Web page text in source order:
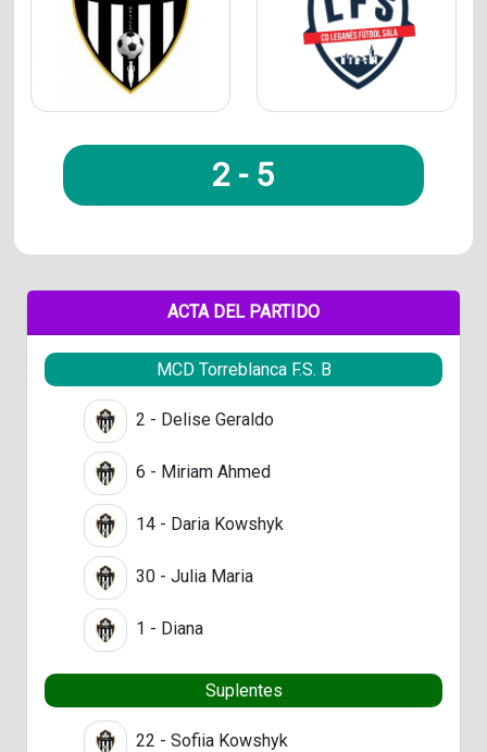
2 - 5
ACTA DEL PARTIDO
MCD Torreblanca F.S. B
2 - Delise Geraldo
6 - Miriam Ahmed
14 - Daria Kowshyk
30 - Julia Maria
1 - Diana
Suplentes
22 - Sofiia Kowshyk